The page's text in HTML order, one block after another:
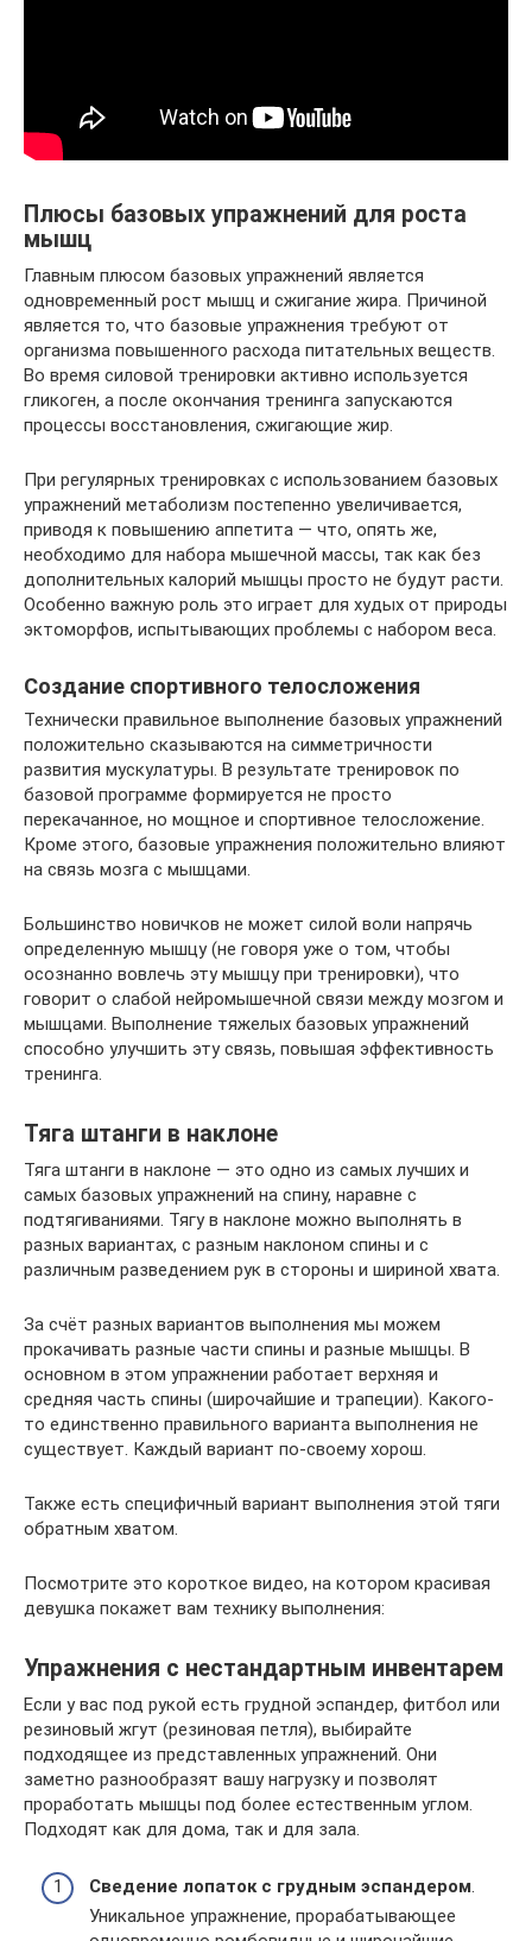
Плюсы базовых упражнений для роста
мышц
Главным плюсом базовых упражнений является
одновременный рост мышц и сжигание жира. Причиной
является то, что базовые упражнения требуют от
организма повышенного расхода питательных веществ.
Во время силовой тренировки активно используется
гликоген, а после окончания тренинга запускаются
процессы восстановления, сжигающие жир.
При регулярных тренировках с использованием базовых
упражнений метаболизм постепенно увеличивается,
приводя к повышению аппетита — что, опять же,
необходимо для набора мышечной массы, так как без
дополнительных калорий мышцы просто не будут расти.
Особенно важную роль это играет для худых от природы
эктоморфов, испытывающих проблемы с набором веса.
Создание спортивного телосложения
Технически правильное выполнение базовых упражнений
положительно сказываются на симметричности
развития мускулатуры. В результате тренировок по
базовой программе формируется не просто
перекачанное, но мощное и спортивное телосложение.
Кроме этого, базовые упражнения положительно влияют
на связь мозга с мышцами.
Большинство новичков не может силой воли напрячь
определенную мышцу (не говоря уже о том, чтобы
осознанно вовлечь эту мышцу при тренировки), что
говорит о слабой нейромышечной связи между мозгом и
мышцами. Выполнение тяжелых базовых упражнений
способно улучшить эту связь, повышая эффективность
тренинга.
Тяга штанги в наклоне
Тяга штанги в наклоне — это одно из самых лучших и
самых базовых упражнений на спину, наравне с
подтягиваниями. Тягу в наклоне можно выполнять в
разных вариантах, с разным наклоном спины и с
различным разведением рук в стороны и шириной хвата.
За счёт разных вариантов выполнения мы можем
прокачивать разные части спины и разные мышцы. В
основном в этом упражнении работает верхняя и
средняя часть спины (широчайшие и трапеции). Какого-
то единственно правильного варианта выполнения не
существует. Каждый вариант по-своему хорош.
Также есть специфичный вариант выполнения этой тяги
обратным хватом.
Посмотрите это короткое видео, на котором красивая
девушка покажет вам технику выполнения:
Упражнения с нестандартным инвентарем
Если у вас под рукой есть грудной эспандер, фитбол или
резиновый жгут (резиновая петля), выбирайте
подходящее из представленных упражнений. Они
заметно разнообразят вашу нагрузку и позволят
проработать мышцы под более естественным углом.
Подходят как для дома, так и для зала.
Сведение лопаток с грудным эспандером.
Уникальное упражнение, прорабатывающее